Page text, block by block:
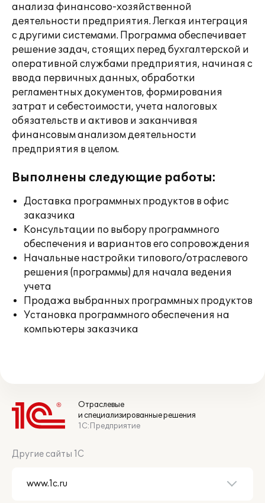
анализа финансово-хозяйственной
деятельности предприятия. Легкая интеграция
с другими системами. Программа обеспечивает
решение задач, стоящих перед бухгалтерской и
оперативной службами предприятия, начиная с
ввода первичных данных, обработки
регламентных документов, формирования
затрат и себестоимости, учета налоговых
обязательств и активов и заканчивая
финансовым анализом деятельности
предприятия в целом.
Выполнены следующие работы:
Доставка программных продуктов в офис
заказчика
Консультации по выбору программного
обеспечения и вариантов его сопровождения
Начальные настройки типового/отраслевого
решения (программы) для начала ведения
учета
Продажа выбранных программных продуктов
Установка программного обеспечения на
компьютеры заказчика
Отраслевые
и специализированные решения
1С:Предприятие
Другие сайты 1С